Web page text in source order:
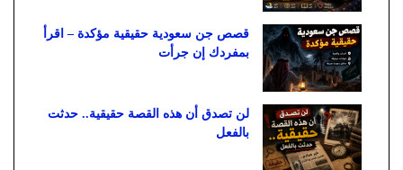
قصص جن سعودية حقيقية مؤكدة – اقرأ
بمفردك إن جرأت
لن تصدق أن هذه القصة حقيقية.. حدثت
بالفعل